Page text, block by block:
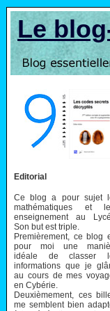
Le
Editorial
Ce blog a pour sujet
mathématiques et
enseignement au
Son but est triple.
Premièrement, ce blog
pour moi une
idéale de classer
informations que je
au cours de mes
en Cybérie.
Deuxièmement, ces
me semblent bien